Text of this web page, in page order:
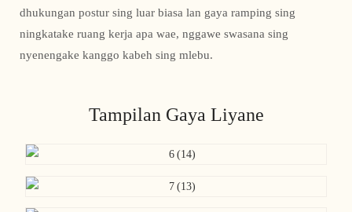
dhukungan postur sing luar biasa lan gaya ramping sing
ningkatake ruang kerja apa wae, nggawe swasana sing
nyenengake kanggo kabeh sing mlebu.
Tampilan Gaya Liyane